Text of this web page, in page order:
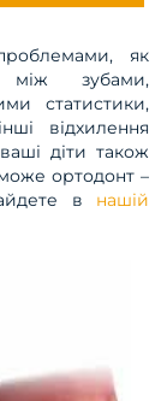
як
між зубами,
статистики,
відхилення
діти також
ортодонт –
в нашій